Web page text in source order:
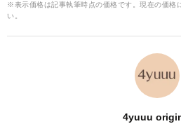
※表示価格は記事執筆時点の価格です。現在の価格
い。
4yuuu